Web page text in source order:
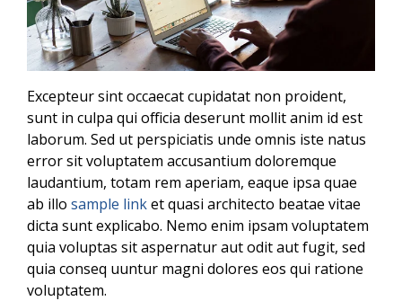
Excepteur sint occaecat cupidatat non proident,
sunt in culpa qui officia deserunt mollit anim id est
laborum. Sed ut perspiciatis unde omnis iste natus
error sit voluptatem accusantium doloremque
laudantium, totam rem aperiam, eaque ipsa quae
ab illo sample linket quasi architecto beatae vitae
dicta sunt explicabo. Nemo enim ipsam voluptatem
quia voluptas sit aspernatur aut odit aut fugit, sed
quia conseq uuntur magni dolores eos qui ratione
voluptatem.